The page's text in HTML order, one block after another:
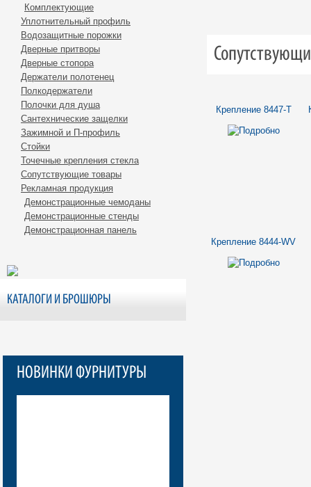
Комплектующие
Уплотнительный профиль
Водозащитные порожки
Дверные притворы
Дверные стопора
Держатели полотенец
Полкодержатели
Полочки для душа
Сантехнические защелки
Зажимной и П-профиль
Стойки
Точечные крепления стекла
Сопутствующие товары
Рекламная продукция
Демонстрационные чемоданы
Демонстрационные стенды
Демонстрационная панель
КАТАЛОГИ И БРОШЮРЫ
НОВИНКИ ФУРНИТУРЫ
Крепление 8447-Т
Крепление 8444-WV